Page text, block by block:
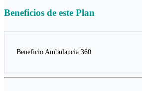
Beneficios de este Plan
Beneficio Ambulancia 360